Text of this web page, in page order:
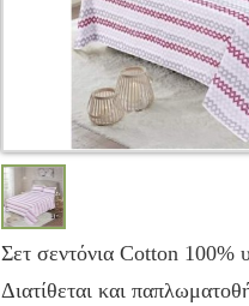
Σετ σεντόνια Cotton 100%
Διατίθεται και